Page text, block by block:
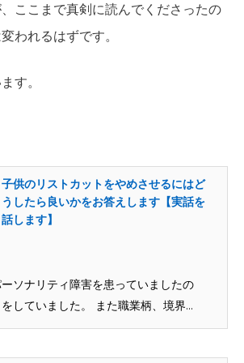
ここまで真剣に読んでくださったの
われるはずです。
す。
子供のリストカットをやめさせるにはど
うしたら良いかをお答えします【実話を
話します】
ソナリティ障害を患っていましたの
していました。 また職業柄、境界...